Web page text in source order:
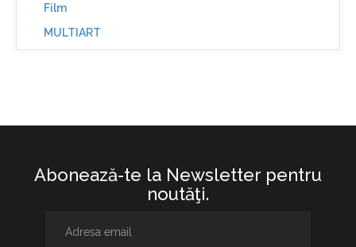
Film
MULTIART
Abonează-te la Newsletter pentru
noutăţi.